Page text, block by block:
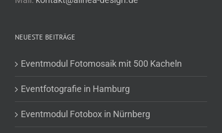
NEUESTE BEITRÄGE
Eventmodul Fotomosaik mit 500 Kacheln
Eventfotografie in Hamburg
Eventmodul Fotobox in Nürnberg